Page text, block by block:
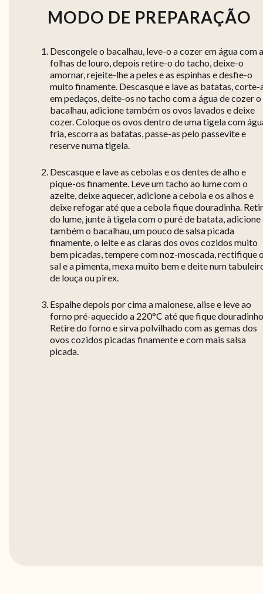
MODO DE PREPARAÇÃO
Descongele o bacalhau, leve-o a cozer em água com
folhas de louro, depois retire-o do tacho, deixe-o
amornar, rejeite-lhe a peles e as espinhas e desfie-o
muito finamente. Descasque e lave as batatas, corte-
em pedaços, deite-os no tacho com a água de cozer o
bacalhau, adicione também os ovos lavados e deixe
cozer. Coloque os ovos dentro de uma tigela com
fria, escorra as batatas, passe-as pelo passevite e
reserve numa tigela.
Descasque e lave as cebolas e os dentes de alho e
pique-os finamente. Leve um tacho ao lume com o
azeite, deixe aquecer, adicione a cebola e os alhos e
deixe refogar até que a cebola fique douradinha.
do lume, junte à tigela com o puré de batata, adicione
também o bacalhau, um pouco de salsa picada
finamente, o leite e as claras dos ovos cozidos muito
bem picadas, tempere com noz-moscada, rectifique
sal e a pimenta, mexa muito bem e deite num
de louça ou pirex.
Espalhe depois por cima a maionese, alise e leve ao
forno pré-aquecido a 220°C até que fique
Retire do forno e sirva polvilhado com as gemas dos
ovos cozidos picadas finamente e com mais salsa
picada.